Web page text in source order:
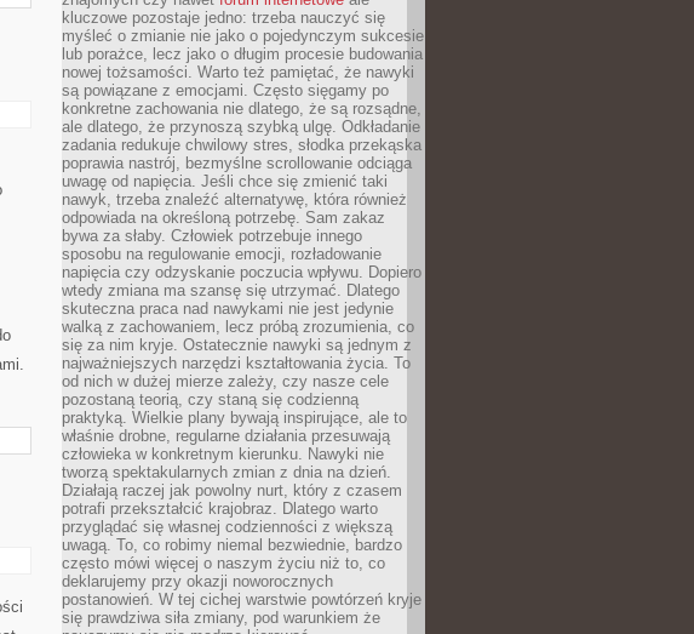
kluczowe pozostaje jedno: trzeba nauczyć się
myśleć o zmianie nie jako o pojedynczym sukcesie
lub porażce, lecz jako o długim procesie budowania
nowej tożsamości. Warto też pamiętać, że nawyki
są powiązane z emocjami. Często sięgamy po
konkretne zachowania nie dlatego, że są rozsądne,
ale dlatego, że przynoszą szybką ulgę. Odkładanie
zadania redukuje chwilowy stres, słodka przekąska
poprawia nastrój, bezmyślne scrollowanie odciąga
uwagę od napięcia. Jeśli chce się zmienić taki
nawyk, trzeba znaleźć alternatywę, która również
odpowiada na określoną potrzebę. Sam zakaz
bywa za słaby. Człowiek potrzebuje innego
sposobu na regulowanie emocji, rozładowanie
napięcia czy odzyskanie poczucia wpływu. Dopiero
wtedy zmiana ma szansę się utrzymać. Dlatego
skuteczna praca nad nawykami nie jest jedynie
walką z zachowaniem, lecz próbą zrozumienia, co
się za nim kryje. Ostatecznie nawyki są jednym z
najważniejszych narzędzi kształtowania życia. To
od nich w dużej mierze zależy, czy nasze cele
pozostaną teorią, czy staną się codzienną
praktyką. Wielkie plany bywają inspirujące, ale to
właśnie drobne, regularne działania przesuwają
człowieka w konkretnym kierunku. Nawyki nie
tworzą spektakularnych zmian z dnia na dzień.
Działają raczej jak powolny nurt, który z czasem
potrafi przekształcić krajobraz. Dlatego warto
przyglądać się własnej codzienności z większą
uwagą. To, co robimy niemal bezwiednie, bardzo
często mówi więcej o naszym życiu niż to, co
deklarujemy przy okazji noworocznych
postanowień. W tej cichej warstwie powtórzeń kryje
się prawdziwa siła zmiany, pod warunkiem że